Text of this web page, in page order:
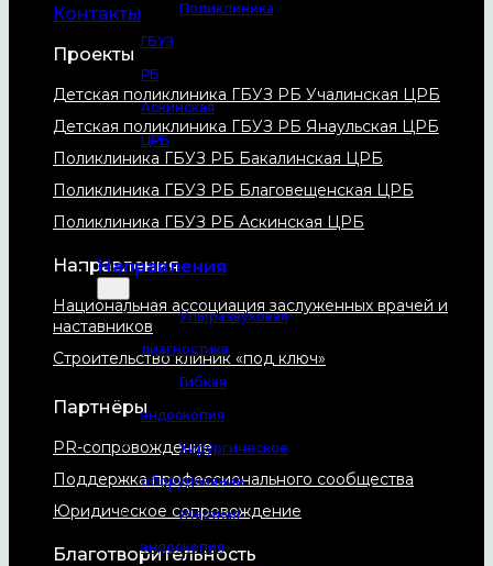
Поликлиника
ГБУЗ
РБ
Аскинская
ЦРБ
Направления
Ультразвуковая
диагностика
Гибкая
эндоскопия
Хирургическое
оборудование
Жесткая
эндоскопия
Контакты
Проекты
Детская поликлиника ГБУЗ РБ Учалинская ЦРБ
Детская поликлиника ГБУЗ РБ Янаульская ЦРБ
Поликлиника ГБУЗ РБ Бакалинская ЦРБ
Поликлиника ГБУЗ РБ Благовещенская ЦРБ
Поликлиника ГБУЗ РБ Аскинская ЦРБ
Направления
Национальная ассоциация заслуженных врачей и
наставников
Строительство клиник «под ключ»
Партнёры
PR-сопровождение
Поддержка профессионального сообщества
Юридическое сопровождение
Благотворительность